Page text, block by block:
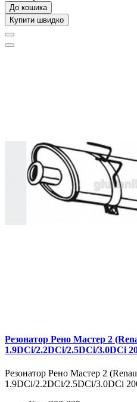
До кошика
Купити швидко
Резонатор Рено Мастер 2
1.9DCi/2.2DCi/2.5DCi/3.0DCi
Резонатор Рено Мастер 2
1.9DCi/2.2DCi/2.5DCi/3.0DCi